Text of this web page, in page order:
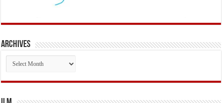
Archives
Archives